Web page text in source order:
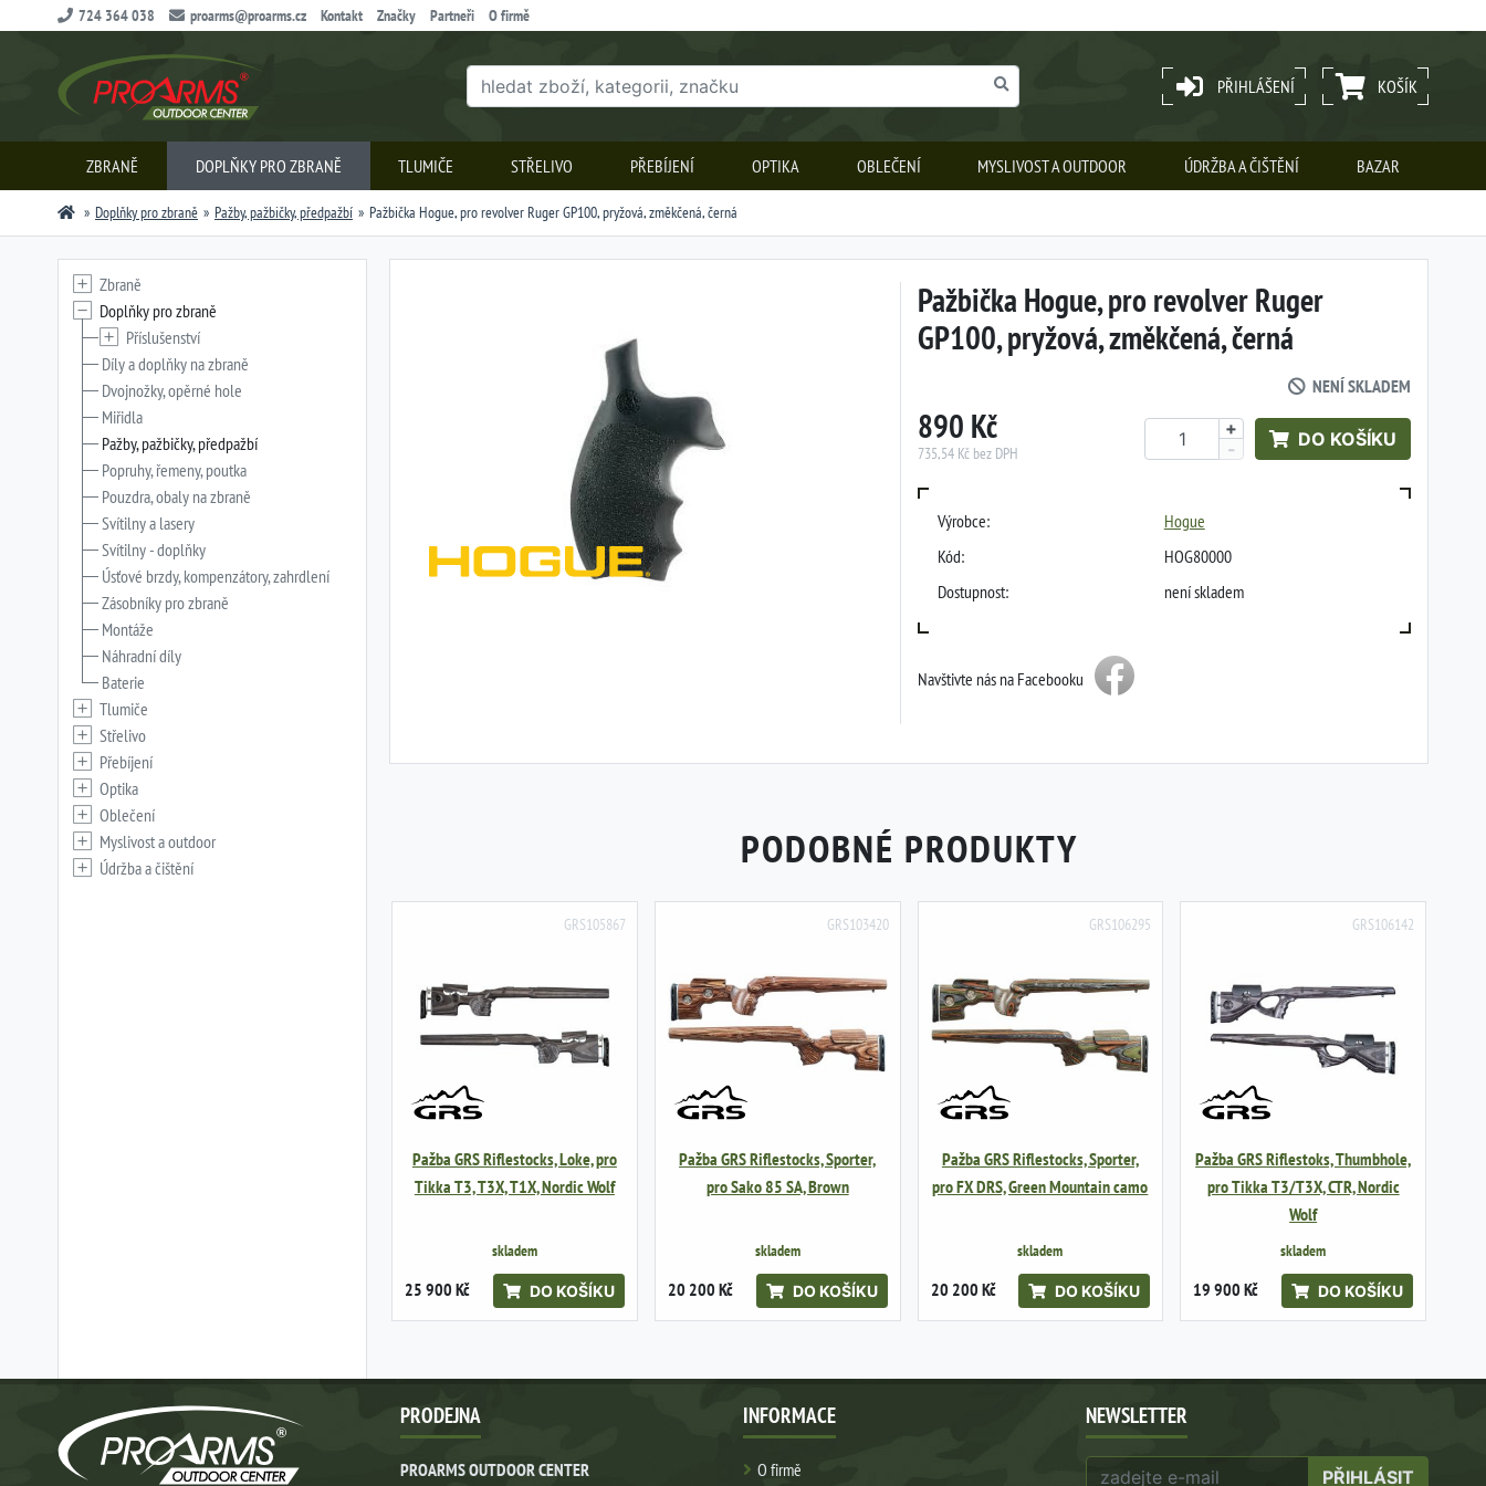
724 364 038 proarms@proarms.cz Kontakt Značky Partneři O firmě
PŘIHLÁŠENÍ KOŠÍK
ZBRANĚ DOPLŇKY PRO ZBRANĚ TLUMIČE STŘELIVO PŘEBÍJENÍ OPTIKA OBLEČENÍ MYSLIVOST A OUTDOOR ÚDRŽBA A ČIŠTĚNÍ BAZAR
Doplňky pro zbraně Pažby, pažbičky, předpažbí Pažbička Hogue, pro revolver Ruger GP100, pryžová, změkčená, černá
Pažbička Hogue, pro revolver Ruger
GP100, pryžová, změkčená, černá
NENÍ SKLADEM
890 Kč
735,54 Kč bez DPH
+
-
DO KOŠÍKU
Výrobce:
Hogue
Kód:
HOG80000
Dostupnost:
není skladem
Navštivte nás na Facebooku
PODOBNÉ PRODUKTY
GRS105867
Pažba GRS Riflestocks, Loke, pro
Tikka T3, T3X, T1X, Nordic Wolf
skladem
25 900 Kč DO KOŠÍKU
GRS103420
Pažba GRS Riflestocks, Sporter,
pro Sako 85 SA, Brown
skladem
20 200 Kč DO KOŠÍKU
GRS106295
Pažba GRS Riflestocks, Sporter,
pro FX DRS, Green Mountain camo
skladem
20 200 Kč DO KOŠÍKU
GRS106142
Pažba GRS Riflestoks, Thumbhole,
pro Tikka T3/T3X, CTR, Nordic
Wolf
skladem
19 900 Kč DO KOŠÍKU
Zbraně
Doplňky pro zbraně
Příslušenství
Díly a doplňky na zbraně
Dvojnožky, opěrné hole
Miřidla
Pažby, pažbičky, předpažbí
Popruhy, řemeny, poutka
Pouzdra, obaly na zbraně
Svítilny a lasery
Svítilny - doplňky
Úsťové brzdy, kompenzátory, zahrdlení
Zásobníky pro zbraně
Montáže
Náhradní díly
Baterie
Tlumiče
Střelivo
Přebíjení
Optika
Oblečení
Myslivost a outdoor
Údržba a čištění
PRODEJNA
PROARMS OUTDOOR CENTER
INFORMACE
O firmě
NEWSLETTER
PŘIHLÁSIT